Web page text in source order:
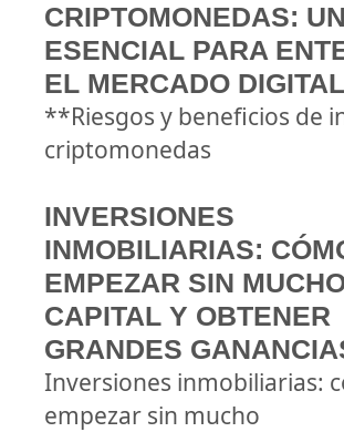
CRIPTOMONEDAS:
ESENCIAL PARA
EL MERCADO DIGITAL
**Riesgos y beneficios de
criptomonedas
INVERSIONES
INMOBILIARIAS:
EMPEZAR SIN
CAPITAL Y OBTENER
GRANDES
Inversiones inmobiliarias:
empezar sin mucho